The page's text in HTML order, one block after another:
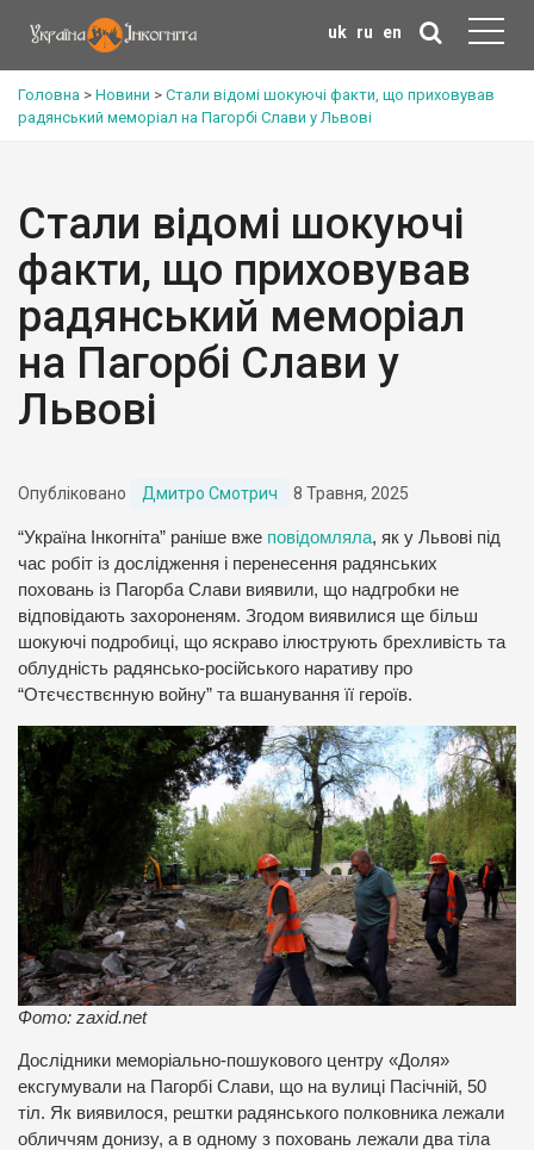
uk ru en
Головна > Новини > Стали відомі шокуючі факти, що приховував
радянський меморіал на Пагорбі Слави у Львові
Стали відомі шокуючі
факти, що приховував
радянський меморіал
на Пагорбі Слави у
Львові
Опубліковано Дмитро Смотрич 8 Травня, 2025
“Україна Інкогніта” раніше вже повідомляла, як у Львові під
час робіт із дослідження і перенесення радянських
поховань із Пагорба Слави виявили, що надгробки не
відповідають захороненям. Згодом виявилися ще більш
шокуючі подробиці, що яскраво ілюструють брехливість та
облудність радянсько-російського наративу про
“Отєчєствєнную войну” та вшанування її героїв.
Фото: zaxid.net
Дослідники меморіально-пошукового центру «Доля»
ексгумували на Пагорбі Слави, що на вулиці Пасічній, 50
тіл. Як виявилося, рештки радянського полковника лежали
обличчям донизу, а в одному з поховань лежали два тіла